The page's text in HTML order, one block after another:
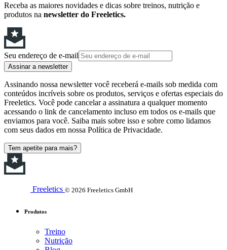
Receba as maiores novidades e dicas sobre treinos, nutrição e
produtos na newsletter do Freeletics.
Seu endereço de e-mail
Assinar a newsletter
Assinando nossa newsletter você receberá e-mails sob medida com
conteúdos incríveis sobre os produtos, serviços e ofertas especiais do
Freeletics. Você pode cancelar a assinatura a qualquer momento
acessando o link de cancelamento incluso em todos os e-mails que
enviamos para você. Saiba mais sobre isso e sobre como lidamos
com seus dados em nossa Política de Privacidade.
Tem apetite para mais?
Freeletics © 2026 Freeletics GmbH
Produtos
Treino
Nutrição